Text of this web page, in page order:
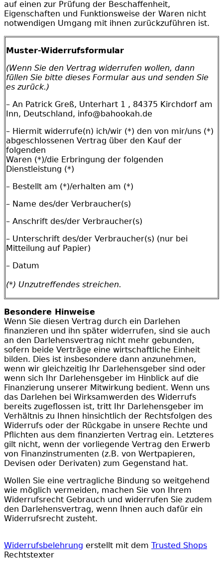
auf einen zur Prüfung der Beschaffenheit,
Eigenschaften und Funktionsweise der Waren nicht
notwendigen Umgang mit ihnen zurückzuführen ist.
Muster-Widerrufsformular
(Wenn Sie den Vertrag widerrufen wollen, dann
füllen Sie bitte dieses Formular aus und senden Sie
es zurück.)
– An Patrick Greß, Unterhart 1 , 84375 Kirchdorf am
Inn, Deutschland, info@bahookah.de
– Hiermit widerrufe(n) ich/wir (*) den von mir/uns (*)
abgeschlossenen Vertrag über den Kauf der
folgenden
Waren (*)/die Erbringung der folgenden
Dienstleistung (*)
– Bestellt am (*)/erhalten am (*)
– Name des/der Verbraucher(s)
– Anschrift des/der Verbraucher(s)
– Unterschrift des/der Verbraucher(s) (nur bei
Mitteilung auf Papier)
– Datum
(*) Unzutreffendes streichen.
Besondere Hinweise
Wenn Sie diesen Vertrag durch ein Darlehen
finanzieren und ihn später widerrufen, sind sie auch
an den Darlehensvertrag nicht mehr gebunden,
sofern beide Verträge eine wirtschaftliche Einheit
bilden. Dies ist insbesondere dann anzunehmen,
wenn wir gleichzeitig Ihr Darlehensgeber sind oder
wenn sich Ihr Darlehensgeber im Hinblick auf die
Finanzierung unserer Mitwirkung bedient. Wenn uns
das Darlehen bei Wirksamwerden des Widerrufs
bereits zugeflossen ist, tritt Ihr Darlehensgeber im
Verhältnis zu Ihnen hinsichtlich der Rechtsfolgen des
Widerrufs oder der Rückgabe in unsere Rechte und
Pflichten aus dem finanzierten Vertrag ein. Letzteres
gilt nicht, wenn der vorliegende Vertrag den Erwerb
von Finanzinstrumenten (z.B. von Wertpapieren,
Devisen oder Derivaten) zum Gegenstand hat.
Wollen Sie eine vertragliche Bindung so weitgehend
wie möglich vermeiden, machen Sie von Ihrem
Widerrufsrecht Gebrauch und widerrufen Sie zudem
den Darlehensvertrag, wenn Ihnen auch dafür ein
Widerrufsrecht zusteht.
Widerrufsbelehrung erstellt mit dem Trusted Shops
Rechtstexter